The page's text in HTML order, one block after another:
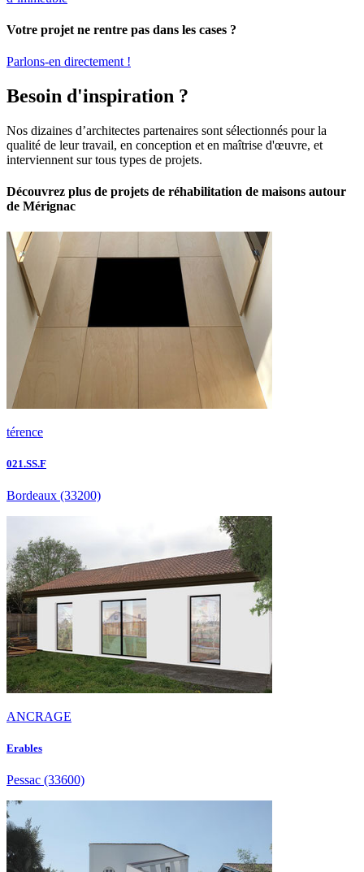
Votre projet ne rentre pas dans les cases ?
Parlons-en directement !
Besoin d'inspiration ?
Nos dizaines d’architectes partenaires sont sélectionnés pour la
qualité de leur travail, en conception et en maîtrise d'œuvre, et
interviennent sur tous types de projets.
Découvrez plus de projets de réhabilitation de maisons autour
de Mérignac
térence
021.SS.F
Bordeaux (33200)
ANCRAGE
Erables
Pessac (33600)